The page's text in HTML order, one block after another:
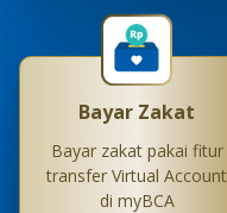
Bayar Zakat
Bayar zakat pakai fitur
transfer Virtual Account
di myBCA